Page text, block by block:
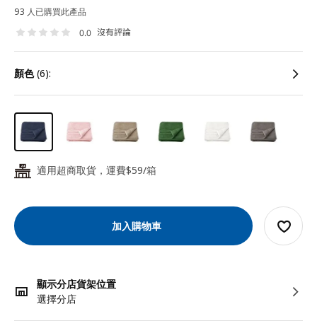
93 人已購買此產品
0.0 沒有評論
顏色(6):
24 適用超商取貨，運費$59/箱
加入購物車
顯示分店貨架位置
選擇分店